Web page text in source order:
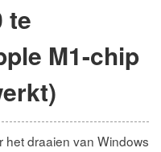
te
M1-chip
het draaien van Windows